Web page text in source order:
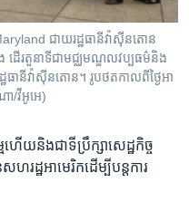
ជាយ​រដ្ឋធានី​វ៉ាស៊ីនតោន
រ​តួ​នាទីជា​មជ្ឈមណ្ឌល​វប្បធម៌​និង​
ធានី​វ៉ាស៊ីនតោន។ រូបថត​កាល​ពី​ថ្ងៃ​អា
/វីអូអេ)
ហើយ​និង​ជា​ទីប្រឹក្សា​សេដ្ឋកិច្ច​
ឋ​អាមេរិក​ដើម្បី​បន្តការ​